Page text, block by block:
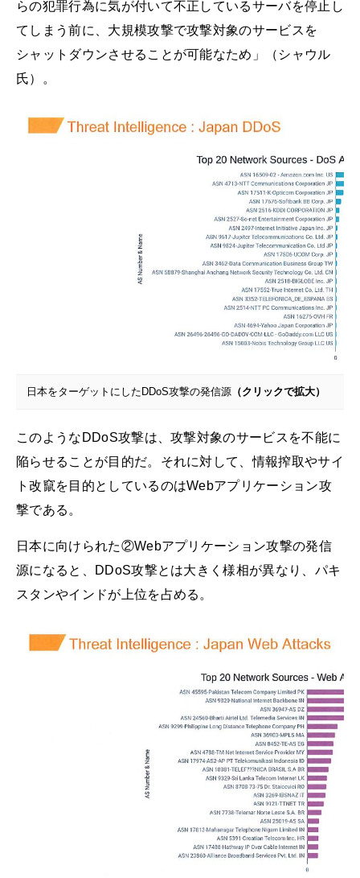
らの犯罪行為に気が付いて不正しているサーバを停止し
てしまう前に、大規模攻撃で攻撃対象のサービスを
シャットダウンさせることが可能なため」（シャウル
氏）。
日本をターゲットにしたDDoS攻撃の発信源（クリックで拡大）
このようなDDoS攻撃は、攻撃対象のサービスを不能に
陥らせることが目的だ。それに対して、情報搾取やサイ
ト改竄を目的としているのはWebアプリケーション攻
撃である。
日本に向けられた②Webアプリケーション攻撃の発信
源になると、DDoS攻撃とは大きく様相が異なり、パキ
スタンやインドが上位を占める。